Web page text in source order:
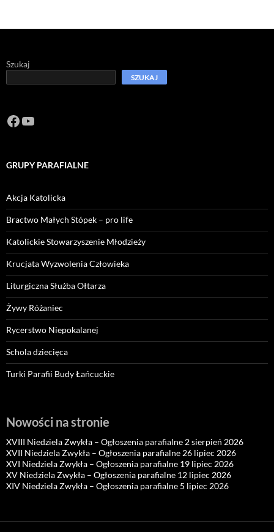
Szukaj
SZUKAJ
Facebook
https://www.youtube.com/channel/
GRUPY PARAFIALNE
Akcja Katolicka
Bractwo Małych Stópek – pro life
Katolickie Stowarzyszenie Młodzieży
Krucjata Wyzwolenia Człowieka
Liturgiczna Służba Ołtarza
Żywy Różaniec
Rycerstwo Niepokalanej
Schola dziecięca
Turki Parafii Budy Łańcuckie
Nowości na stronie
XVIII Niedziela Zwykła – Ogłoszenia parafialne 2 sierpień 2026
XVII Niedziela Zwykła – Ogłoszenia parafialne 26 lipiec 2026
XVI Niedziela Zwykła – Ogłoszenia parafialne 19 lipiec 2026
XV Niedziela Zwykła – Ogłoszenia parafialne 12 lipiec 2026
XIV Niedziela Zwykła – Ogłoszenia parafialne 5 lipiec 2026